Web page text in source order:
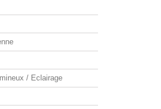
/ Eclairage